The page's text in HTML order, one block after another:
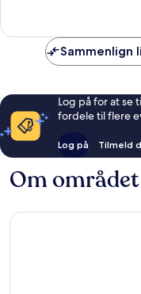
anmeldelser
Sammenlign
Log på for at
fordele til flere
Log på Tilmeld
Om området